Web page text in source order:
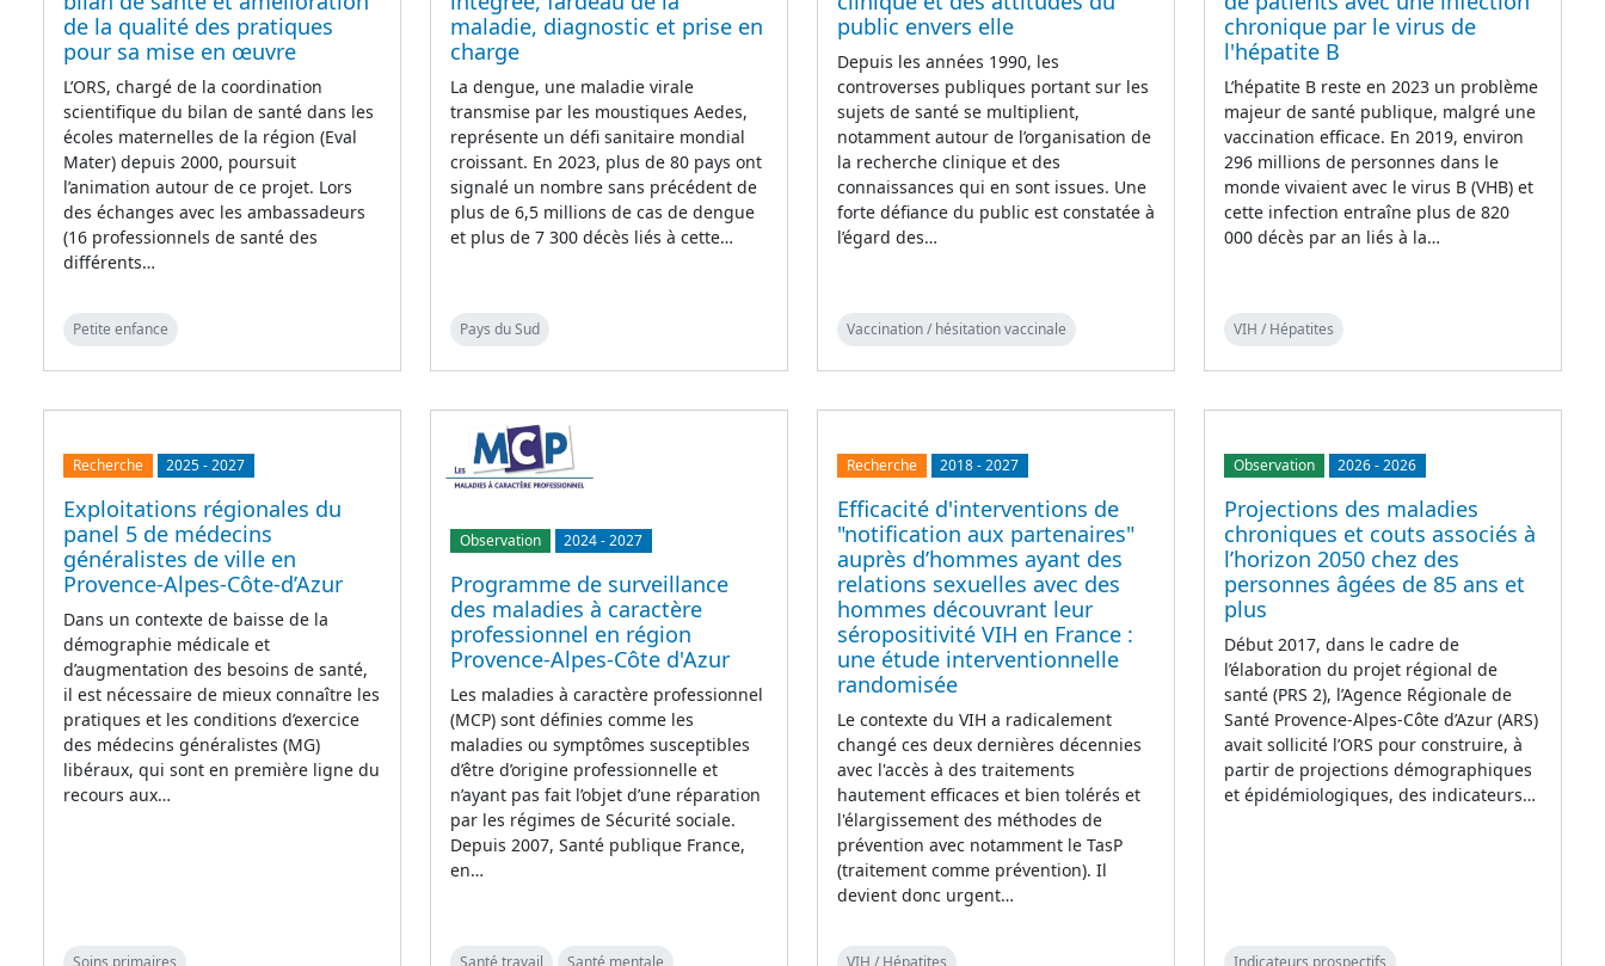
de la qualité des pratiques
pour sa mise en œuvre
L’ORS, chargé de la coordination
scientifique du bilan de santé dans les
écoles maternelles de la région (Eval
Mater) depuis 2000, poursuit
l’animation autour de ce projet. Lors
des échanges avec les ambassadeurs
(16 professionnels de santé des
différents…
Petite enfance
maladie, diagnostic et prise en
charge
La dengue, une maladie virale
transmise par les moustiques Aedes,
représente un défi sanitaire mondial
croissant. En 2023, plus de 80 pays ont
signalé un nombre sans précédent de
plus de 6,5 millions de cas de dengue
et plus de 7 300 décès liés à cette…
Pays du Sud
public envers elle
Depuis les années 1990, les
controverses publiques portant sur les
sujets de santé se multiplient,
notamment autour de l’organisation de
la recherche clinique et des
connaissances qui en sont issues. Une
forte défiance du public est constatée à
l’égard des…
Vaccination / hésitation vaccinale
chronique par le virus de
l'hépatite B
L’hépatite B reste en 2023 un problème
majeur de santé publique, malgré une
vaccination efficace. En 2019, environ
296 millions de personnes dans le
monde vivaient avec le virus B (VHB) et
cette infection entraîne plus de 820
000 décès par an liés à la…
VIH / Hépatites
Recherche 2025-2027
Exploitations régionales du
panel 5 de médecins
généralistes de ville en
Provence-Alpes-Côte-d’Azur
Dans un contexte de baisse de la
démographie médicale et
d’augmentation des besoins de santé,
il est nécessaire de mieux connaître les
pratiques et les conditions d’exercice
des médecins généralistes (MG)
libéraux, qui sont en première ligne du
recours aux…
Soins primaires
Observation 2024-2027
Programme de surveillance
des maladies à caractère
professionnel en région
Provence-Alpes-Côte d'Azur
Les maladies à caractère professionnel
(MCP) sont définies comme les
maladies ou symptômes susceptibles
d’être d’origine professionnelle et
n’ayant pas fait l’objet d’une réparation
par les régimes de Sécurité sociale.
Depuis 2007, Santé publique France,
en…
Santé travail Santé mentale
Recherche 2018-2027
Efficacité d'interventions de
"notification aux partenaires"
auprès d’hommes ayant des
relations sexuelles avec des
hommes découvrant leur
séropositivité VIH en France :
une étude interventionnelle
randomisée
Le contexte du VIH a radicalement
changé ces deux dernières décennies
avec l'accès à des traitements
hautement efficaces et bien tolérés et
l'élargissement des méthodes de
prévention avec notamment le TasP
(traitement comme prévention). Il
devient donc urgent…
VIH / Hépatites
Observation 2026-2026
Projections des maladies
chroniques et couts associés à
l’horizon 2050 chez des
personnes âgées de 85 ans et
plus
Début 2017, dans le cadre de
l’élaboration du projet régional de
santé (PRS 2), l’Agence Régionale de
Santé Provence-Alpes-Côte d’Azur (ARS)
avait sollicité l’ORS pour construire, à
partir de projections démographiques
et épidémiologiques, des indicateurs…
Indicateurs prospectifs